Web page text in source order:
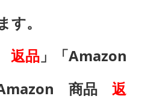
す。
返品 」「Amazon
Amazon 商品 返